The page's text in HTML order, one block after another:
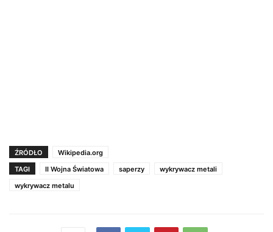
ŹRÓDŁO
Wikipedia.org
TAGI
II Wojna Światowa saperzy
wykrywacz metali
wykrywacz metalu